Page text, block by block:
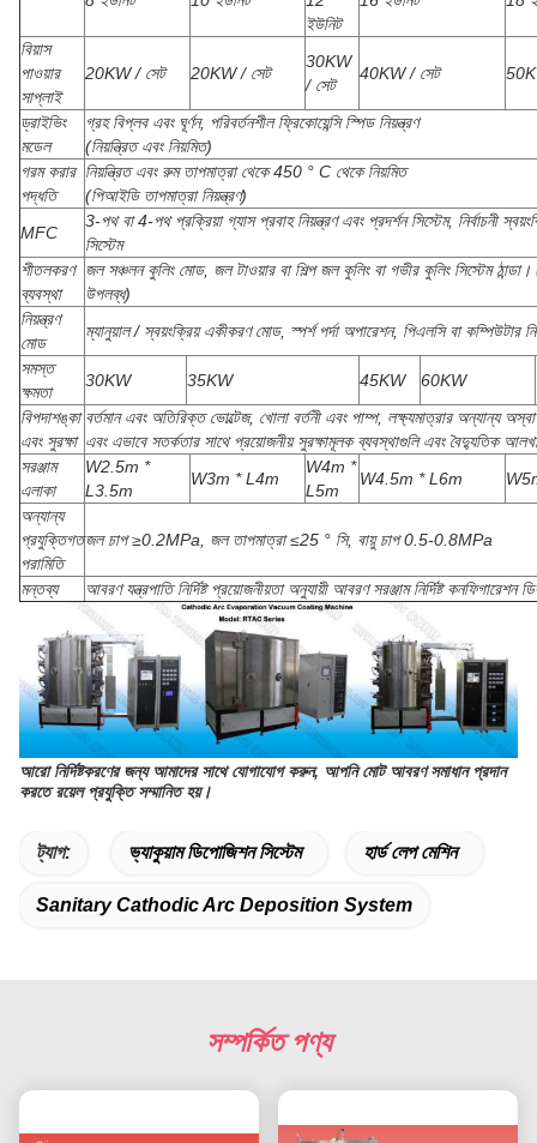
ইউনিট
বিয়াস
পাওয়ার
সাপ্লাই
20KW / সেট 20KW / সেট
30KW
/ সেট
40KW / সেট
ড্রাইভিং
মডেল
গ্রহ বিপ্লব এবং ঘূর্ণন, পরিবর্তনশীল ফ্রিকোয়েন্সি স্পিড নিয়ন্ত্রণ
(নিয়ন্ত্রিত এবং নিয়মিত)
গরম করার
পদ্ধতি
নিয়ন্ত্রিত এবং রুম তাপমাত্রা থেকে 450 ° C থেকে নিয়মিত
(পিআইডি তাপমাত্রা নিয়ন্ত্রণ)
MFC
3-পথ বা 4-পথ প্রক্রিয়া গ্যাস প্রবাহ নিয়ন্ত্রণ এবং প্রদর্শন সিস্টেম, নির্বাচনী
সিস্টেম
শীতলকরণ
ব্যবস্থা
জল সঞ্চলন কুলিং মোড, জল টাওয়ার বা শিল্প জল কুলিং বা গভীর কুলিং সিস্টেম ঠান্ডা।
উপলব্ধ)
নিয়ন্ত্রণ
মোড
ম্যানুয়াল / স্বয়ংক্রিয় একীকরণ মোড, স্পর্শ পর্দা অপারেশন, পিএলসি বা কম্পিউটার
সমস্ত
ক্ষমতা
30KW 35KW 45KW 60KW
বিপদাশঙ্কা
এবং সুরক্ষা
বর্তমান এবং অতিরিক্ত ভোল্টেজ, খোলা বর্তনী এবং পাম্প, লক্ষ্যমাত্রার অন্যান্য
এবং এভাবে সতর্কতার সাথে প্রয়োজনীয় সুরক্ষামূলক ব্যবস্থাগুলি এবং বৈদ্যুতিক
সরঞ্জাম
এলাকা
W2.5m *
L3.5m
W3m * L4m
W4m *
L5m
W4.5m * L6m
অন্যান্য
প্রযুক্তিগত
পরামিতি
জল চাপ ≥0.2MPa, জল তাপমাত্রা ≤25 ° সি, বায়ু চাপ 0.5-0.8MPa
মন্তব্য আবরণ যন্ত্রপাতি নির্দিষ্ট প্রয়োজনীয়তা অনুযায়ী আবরণ সরঞ্জাম নির্দিষ্ট কনফিগারেশন
আরো নির্দিষ্টকরণের জন্য আমাদের সাথে যোগাযোগ করুন, আপনি মোট আবরণ সমাধান প্রদান
করতে রয়েল প্রযুক্তি সম্মানিত হয়।
ট্যাগ: ভ্যাকুয়াম ডিপোজিশন সিস্টেম হার্ড লেপ মেশিন
Sanitary Cathodic Arc Deposition System
সম্পর্কিত পণ্য